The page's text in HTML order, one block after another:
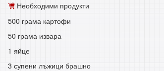
Необходими продукти
500 грама картофи
50 грама извара
1 яйце
3 супени лъжици брашно